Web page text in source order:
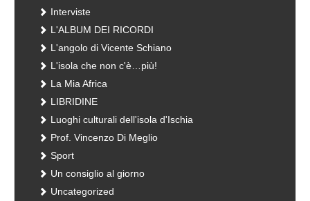
Interviste
L'ALBUM DEI RICORDI
L'angolo di Vicente Schiano
L'isola che non c'è…più!
La Mia Africa
LIBRIDINE
Luoghi culturali dell'isola d'Ischia
Prof. Vincenzo Di Meglio
Sport
Un consiglio al giorno
Uncategorized